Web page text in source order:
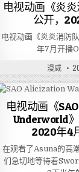
电视动画《炎
公开，
电视动画《炎炎消防
年7月开播
漫威
电视动画《
Underworld》
2020年4
在观看了Asuna的高
们急切地等待着